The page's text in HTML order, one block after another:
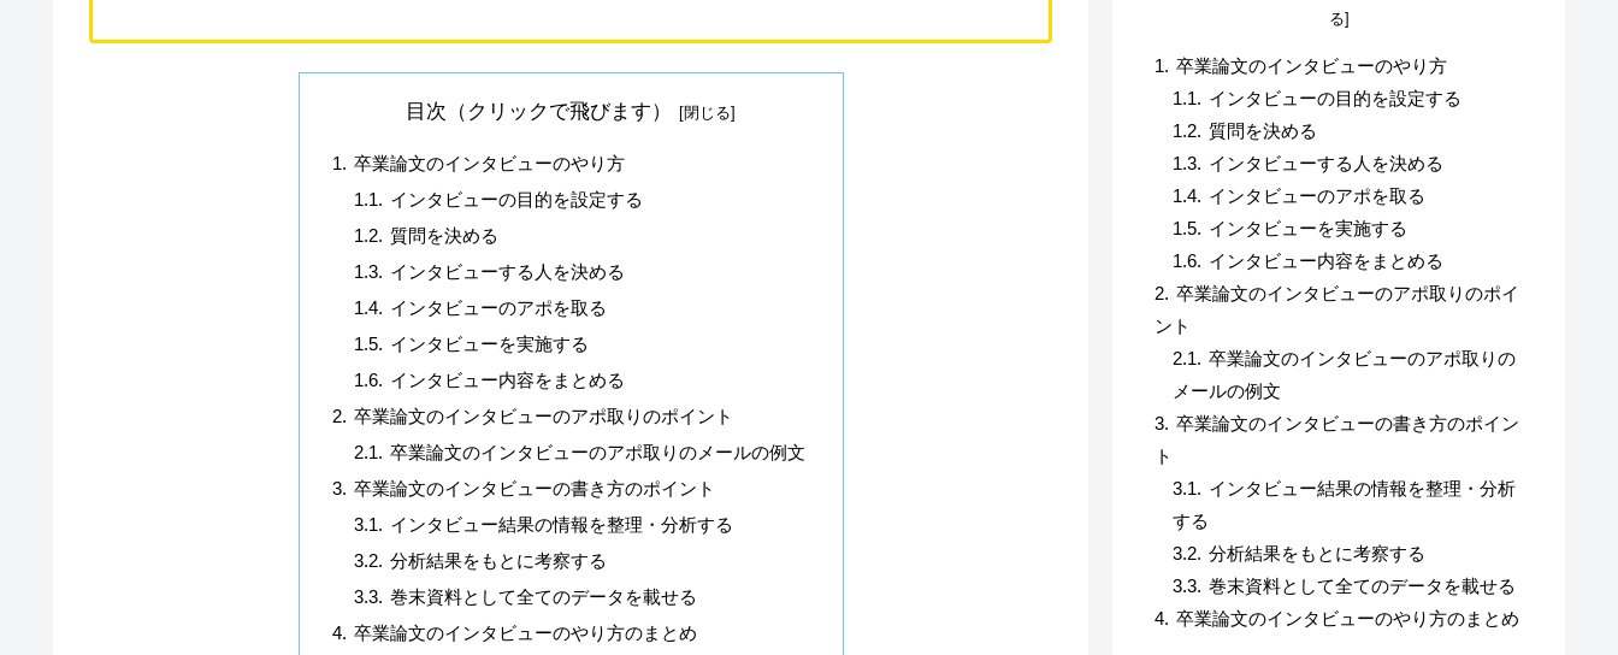
目次（クリックで飛びます）
卒業論文のインタビューのやり方
インタビューの目的を設定する
質問を決める
インタビューする人を決める
インタビューのアポを取る
インタビューを実施する
インタビュー内容をまとめる
卒業論文のインタビューのアポ取りのポイント
卒業論文のインタビューのアポ取りのメールの例文
卒業論文のインタビューの書き方のポイント
インタビュー結果の情報を整理・分析する
分析結果をもとに考察する
巻末資料として全てのデータを載せる
卒業論文のインタビューのやり方のまとめ
卒業論文のインタビューのやり方
インタビューの目的を設定する
質問を決める
インタビューする人を決める
インタビューのアポを取る
インタビューを実施する
インタビュー内容をまとめる
卒業論文のインタビューのアポ取りのポイ
ント
卒業論文のインタビューのアポ取りの
メールの例文
卒業論文のインタビューの書き方のポイン
ト
インタビュー結果の情報を整理・分析
する
分析結果をもとに考察する
巻末資料として全てのデータを載せる
卒業論文のインタビューのやり方のまとめ